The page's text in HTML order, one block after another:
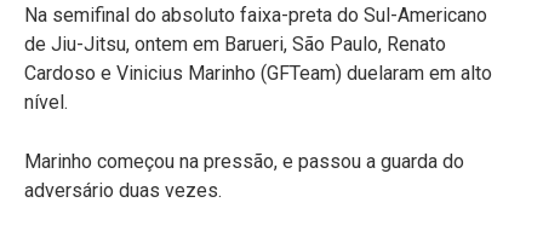
Na semifinal do absoluto faixa-preta do Sul-Americano
de Jiu-Jitsu, ontem em Barueri, São Paulo, Renato
Cardoso e Vinicius Marinho (GFTeam) duelaram em alto
nível.
Marinho começou na pressão, e passou a guarda do
adversário duas vezes.